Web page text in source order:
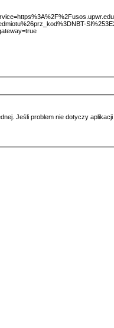
Jeśli problem nie dotyczy